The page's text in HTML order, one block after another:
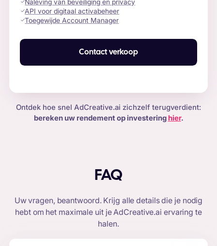
API voor digitaal activabeheer
Toegewijde Account Manager
Contact verkoop
Ontdek hoe snel AdCreative.ai zichzelf terugverdient:
bereken uw rendement op investering hier.
FAQ
Uw vragen, beantwoord. Krijg alle details die je nodig
hebt om het maximale uit je AdCreative.ai ervaring te
halen.